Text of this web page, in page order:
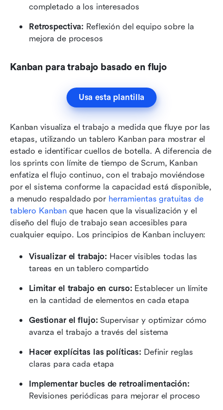
completado a los interesados
Retrospectiva: Reflexión del equipo sobre la
mejora de procesos
Kanban para trabajo basado en flujo
Usa esta plantilla
Kanban visualiza el trabajo a medida que fluye por las
etapas, utilizando un tablero Kanban para mostrar el
estado e identificar cuellos de botella. A diferencia de
los sprints con límite de tiempo de Scrum, Kanban
enfatiza el flujo continuo, con el trabajo moviéndose
por el sistema conforme la capacidad está disponible,
a menudo respaldado por herramientas gratuitas de
tablero Kanban que hacen que la visualización y el
diseño del flujo de trabajo sean accesibles para
cualquier equipo. Los principios de Kanban incluyen:
Visualizar el trabajo: Hacer visibles todas las
tareas en un tablero compartido
Limitar el trabajo en curso: Establecer un límite
en la cantidad de elementos en cada etapa
Gestionar el flujo: Supervisar y optimizar cómo
avanza el trabajo a través del sistema
Hacer explícitas las políticas: Definir reglas
claras para cada etapa
Implementar bucles de retroalimentación:
Revisiones periódicas para mejorar el proceso